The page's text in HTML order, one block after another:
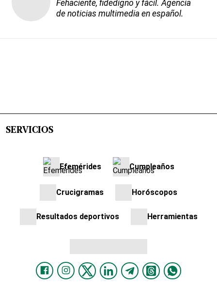
Fehaciente, fidedigno y fácil. Agencia
de noticias multimedia en español.
SERVICIOS
Efemérides Cumpleaños
Crucigramas Horóscopos
Resultados deportivos Herramientas